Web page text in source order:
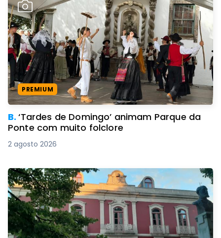
PREMIUM
B.‘Tardes de Domingo’ animam Parque da
Ponte com muito folclore
2 agosto 2026